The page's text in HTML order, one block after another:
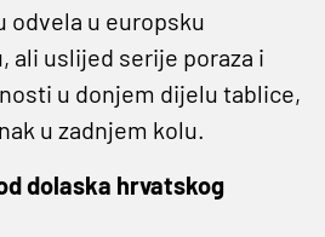
odvela u europsku
ali uslijed serije poraza i
u donjem dijelu tablice,
u zadnjem kolu.
dolaska hrvatskog